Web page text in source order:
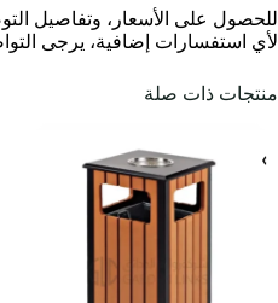
للحصول على الأسعار، وتفاصيل
لأي استفسارات إضافية، يرجى
منتجات ذات صلة